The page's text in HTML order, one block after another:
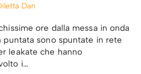
Dan
ore dalla messa in onda
puntata sono spuntate in rete
leakate che hanno
i…